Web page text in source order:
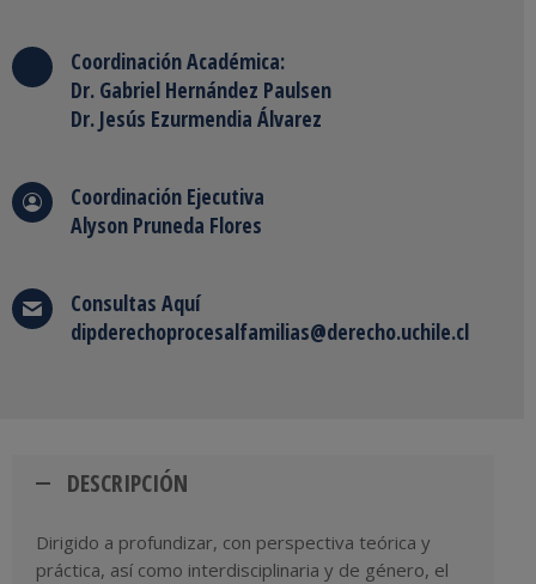
Coordinación Académica:
Dr. Gabriel Hernández Paulsen
Dr. Jesús Ezurmendia Álvarez
Coordinación Ejecutiva
Alyson Pruneda Flores
Consultas Aquí
dipderechoprocesalfamilias@derecho.uchile.cl
DESCRIPCIÓN
Dirigido a profundizar, con perspectiva teórica y
práctica, así como interdisciplinaria y de género, el